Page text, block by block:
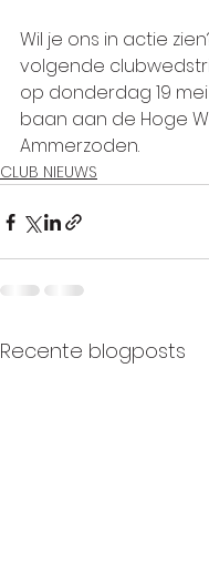
Wil je ons in actie
volgende
op donderdag 19
baan aan de Hoge
Ammerzoden.
CLUB NIEUWS
Recente blogposts